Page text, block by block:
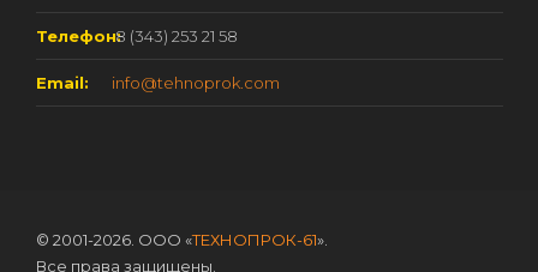
Телефон:8 (343) 253 21 58
Email: info@tehnoprok.com
© 2001-2026. ООО «ТЕХНОПРОК-61».
Все права защищены.